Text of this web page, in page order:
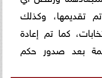
تقديمها، وكذلك
كما تم إعادة
بعد صدور حكم